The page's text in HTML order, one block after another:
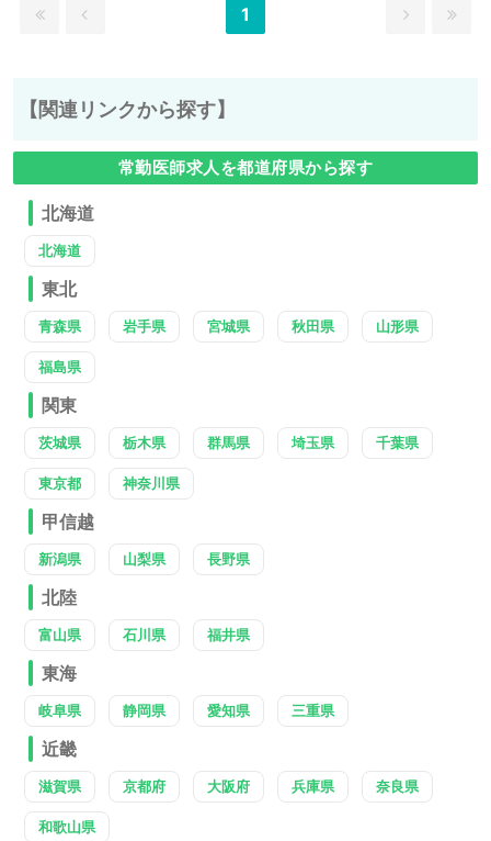
1
【関連リンクから探す】
常勤医師求人を都道府県から探す
北海道
北海道
東北
青森県 岩手県 宮城県 秋田県 山形県
福島県
関東
茨城県 栃木県 群馬県 埼玉県 千葉県
東京都 神奈川県
甲信越
新潟県 山梨県 長野県
北陸
富山県 石川県 福井県
東海
岐阜県 静岡県 愛知県 三重県
近畿
滋賀県 京都府 大阪府 兵庫県 奈良県
和歌山県